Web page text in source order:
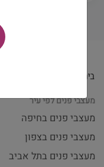
מעצבי פנים לפי עיר
מעצבי פנים בחיפה
מעצבי פנים בצפון
מעצבי פנים בתל אביב